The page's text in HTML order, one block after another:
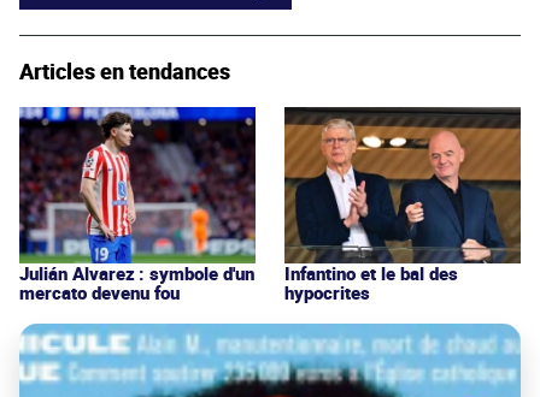
Articles en tendances
Julián Alvarez : symbole d'un
mercato devenu fou
Infantino et le bal des
hypocrites